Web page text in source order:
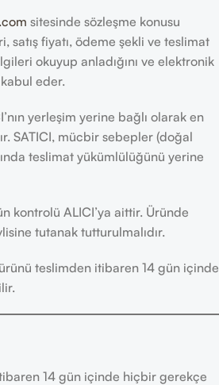
sitesinde sözleşme konusu
satış fiyatı, ödeme şekli ve teslimat
okuyup anladığını ve elektronik
eder.
yerleşim yerine bağlı olarak en
SATICI, mücbir sebepler (doğal
teslimat yükümlülüğünü yerine
kontrolü ALICI’ya aittir. Üründe
tutanak tutturulmalıdır.
teslimden itibaren 14 gün içinde
14 gün içinde hiçbir gerekçe